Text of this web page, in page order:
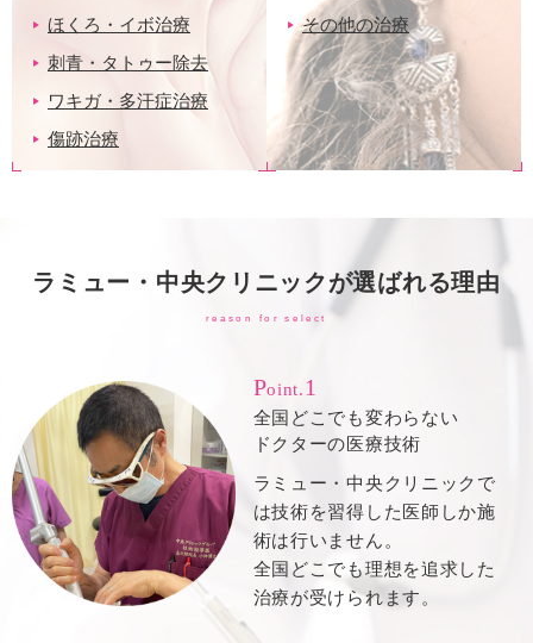
ほくろ・イボ治療
刺青・タトゥー除去
ワキガ・多汗症治療
傷跡治療
その他の治療
ラミュー・中央クリニックが選ばれる理由
reason for select
Point. 1
全国どこでも変わらない
ドクターの医療技術
ラミュー・中央クリニックで
は技術を習得した医師しか施
術は行いません。
全国どこでも理想を追求した
治療が受けられます。